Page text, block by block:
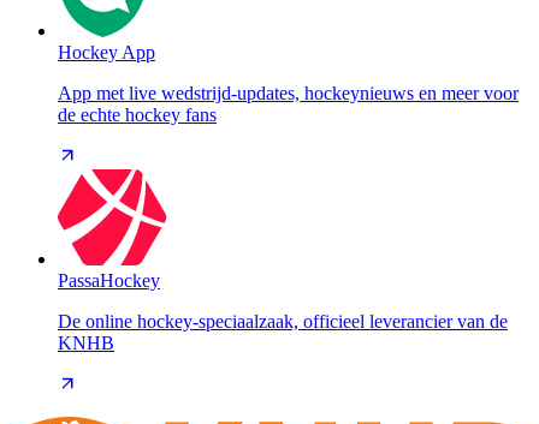
Hockey App
App met live wedstrijd-updates, hockeynieuws en meer voor
de echte hockey fans
PassaHockey
De online hockey-speciaalzaak, officieel leverancier van de
KNHB